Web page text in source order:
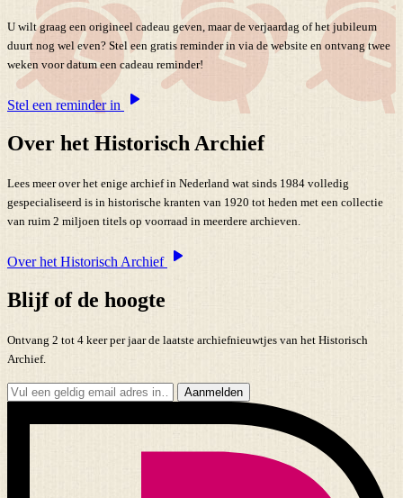
U wilt graag een origineel cadeau geven, maar de verjaardag of het jubileum
duurt nog wel even? Stel een gratis reminder in via de website en ontvang twee
weken voor datum een cadeau reminder!
Stel een reminder in
Over het Historisch Archief
Lees meer over het enige archief in Nederland wat sinds 1984 volledig
gespecialiseerd is in historische kranten van 1920 tot heden met een collectie
van ruim 2 miljoen titels op voorraad in meerdere archieven.
Over het Historisch Archief
Blijf of de hoogte
Ontvang 2 tot 4 keer per jaar de laatste archiefnieuwtjes van het Historisch
Archief.
Aanmelden